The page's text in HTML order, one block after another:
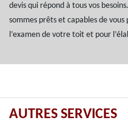
devis qui répond à tous vos
sommes prêts et capables de
l’examen de votre toit et pour
AUTRES SERVICES